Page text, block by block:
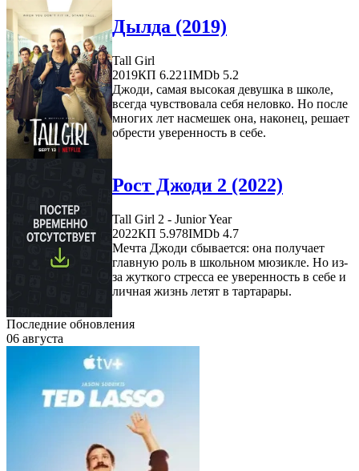
Дылда (2019)
Tall Girl
2019КП 6.221IMDb 5.2
Джоди, самая высокая девушка в школе,
всегда чувствовала себя неловко. Но после
многих лет насмешек она, наконец, решает
обрести уверенность в себе.
Рост Джоди 2 (2022)
Tall Girl 2 - Junior Year
2022КП 5.978IMDb 4.7
Мечта Джоди сбывается: она получает
главную роль в школьном мюзикле. Но из-
за жуткого стресса ее уверенность в себе и
личная жизнь летят в тартарары.
Последние обновления
06 августа